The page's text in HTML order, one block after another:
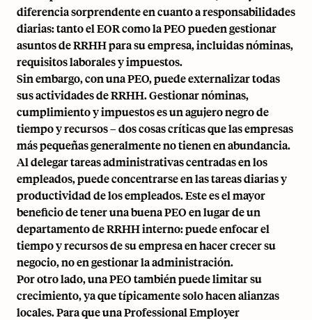
diferencia sorprendente en cuanto a responsabilidades
diarias: tanto el EOR como la PEO pueden gestionar
asuntos de RRHH para su empresa, incluidas nóminas,
requisitos laborales y impuestos.
Sin embargo, con una PEO, puede externalizar todas
sus actividades de RRHH. Gestionar nóminas,
cumplimiento y impuestos es un agujero negro de
tiempo y recursos – dos cosas críticas que las empresas
más pequeñas generalmente no tienen en abundancia.
Al delegar tareas administrativas centradas en los
empleados, puede concentrarse en las tareas diarias y
productividad de los empleados. Este es el mayor
beneficio de tener una buena PEO en lugar de un
departamento de RRHH interno: puede enfocar el
tiempo y recursos de su empresa en hacer crecer su
negocio, no en gestionar la administración.
Por otro lado, una PEO también puede limitar su
crecimiento, ya que típicamente solo hacen alianzas
locales. Para que una Professional Employer